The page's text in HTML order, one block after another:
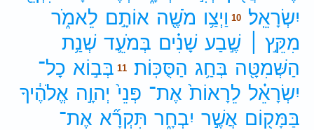
יִשְׂרָאֵֽל׃
10 וַיְצַ֥ו מֹשֶׁ֖ה אוֹתָ֣ם לֵאמֹ֑ר
מִקֵּ֣ץ ׀
שֶׁ֣בַע שָׁנִ֗ים בְּמֹעֵ֛ד שְׁנַ֥ת
הַשְּׁמִטָּ֖ה בְּחַ֥ג הַסֻּכּֽוֹת׃ 11 בְּב֣וֹא כָל־
יִשְׂרָאֵ֗ל לֵרָאוֹת֙ אֶת־ פְּנֵי֙ יְהוָ֣ה אֱלֹהֶ֔יךָ
בַּמָּק֖וֹם אֲשֶׁ֣ר יִבְחָ֑ר תִּקְרָ֞א אֶת־